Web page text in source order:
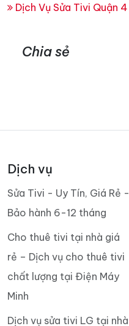
Dịch Vụ Sửa Tivi Quận 4
Chia sẻ
Dịch vụ
Sửa Tivi - Uy Tín, Giá Rẻ -
Bảo hành 6-12 tháng
Cho thuê tivi tại nhà giá
rẻ – Dịch vụ cho thuê tivi
chất lượng tại Điện Máy
Minh
Dịch vụ sửa tivi LG tại nhà